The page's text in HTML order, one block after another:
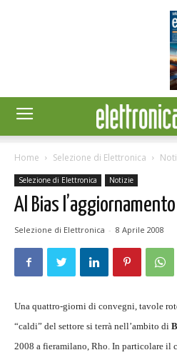
Home Selezione di Elettronica
Selezione di Elettronica Notizie
Al Bias
Selezione di Elettronica - 8 Aprile 2008
Una quattro-giorni di convegni, tavole
“caldi” del settore si terrà nell’ambito di
2008 a fieramilano, Rho. In particolare il